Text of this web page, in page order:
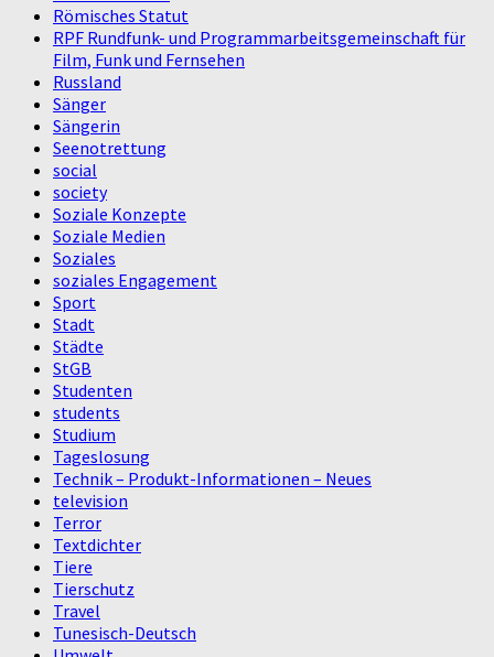
Römisches Statut
RPF Rundfunk- und Programmarbeitsgemeinschaft für
Film, Funk und Fernsehen
Russland
Sänger
Sängerin
Seenotrettung
social
society
Soziale Konzepte
Soziale Medien
Soziales
soziales Engagement
Sport
Stadt
Städte
StGB
Studenten
students
Studium
Tageslosung
Technik – Produkt-Informationen – Neues
television
Terror
Textdichter
Tiere
Tierschutz
Travel
Tunesisch-Deutsch